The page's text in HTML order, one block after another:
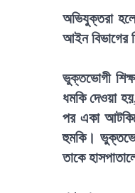
অভিযুক্তরা
আইন বিভাগের
ভুক্তভোগী
ধমকি দেওয়া
পর একা
হুমকি।
তাকে